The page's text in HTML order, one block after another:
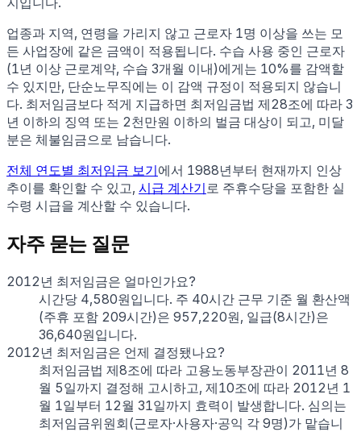
업종과 지역, 연령을 가리지 않고 근로자 1명 이상을 쓰는 모
든 사업장에 같은 금액이 적용됩니다. 수습 사용 중인 근로자
(1년 이상 근로계약, 수습 3개월 이내)에게는 10%를 감액할
수 있지만, 단순노무직에는 이 감액 규정이 적용되지 않습니
다. 최저임금보다 적게 지급하면 최저임금법 제28조에 따라 3
년 이하의 징역 또는 2천만원 이하의 벌금 대상이 되고, 미달
분은 체불임금으로 남습니다.
전체 연도별 최저임금 보기에서 1988년부터 현재까지 인상
추이를 확인할 수 있고, 시급 계산기로 주휴수당을 포함한 실
수령 시급을 계산할 수 있습니다.
자주 묻는 질문
2012년 최저임금은 얼마인가요?
시간당 4,580원입니다. 주 40시간 근무 기준 월 환산액
(주휴 포함 209시간)은 957,220원, 일급(8시간)은
36,640원입니다.
2012년 최저임금은 언제 결정됐나요?
최저임금법 제8조에 따라 고용노동부장관이 2011년 8
월 5일까지 결정해 고시하고, 제10조에 따라 2012년 1
월 1일부터 12월 31일까지 효력이 발생합니다. 심의는
최저임금위원회(근로자·사용자·공익 각 9명)가 맡습니